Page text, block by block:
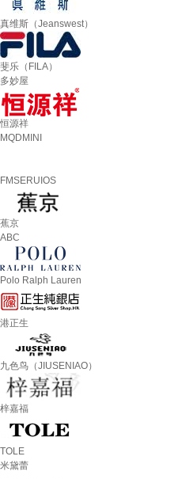
真维斯（Jeanswest）
斐乐（FILA）
多妙屋
恒源祥
MQDMINI
FMSERUIOS
蕉京
ABC
Polo Ralph Lauren
港正生
九色鸟（JIUSENIAO）
梓嘉福
TOLE
米黛蕾